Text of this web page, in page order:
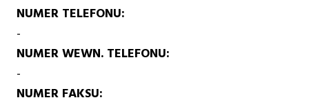
NUMER TELEFONU
-
NUMER WEWN. TELEFONU
-
NUMER FAKSU